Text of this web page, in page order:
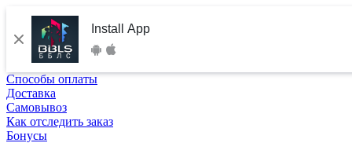
Install App
Способы оплаты
Доставка
Самовывоз
Как отследить заказ
Бонусы